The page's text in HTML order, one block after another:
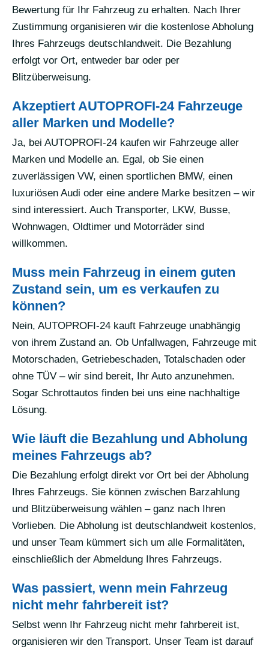
Bewertung für Ihr Fahrzeug zu erhalten. Nach Ihrer
Zustimmung organisieren wir die kostenlose Abholung
Ihres Fahrzeugs deutschlandweit. Die Bezahlung
erfolgt vor Ort, entweder bar oder per
Blitzüberweisung.
Akzeptiert AUTOPROFI-24 Fahrzeuge
aller Marken und Modelle?
Ja, bei AUTOPROFI-24 kaufen wir Fahrzeuge aller
Marken und Modelle an. Egal, ob Sie einen
zuverlässigen VW, einen sportlichen BMW, einen
luxuriösen Audi oder eine andere Marke besitzen – wir
sind interessiert. Auch Transporter, LKW, Busse,
Wohnwagen, Oldtimer und Motorräder sind
willkommen.
Muss mein Fahrzeug in einem guten
Zustand sein, um es verkaufen zu
können?
Nein, AUTOPROFI-24 kauft Fahrzeuge unabhängig
von ihrem Zustand an. Ob Unfallwagen, Fahrzeuge mit
Motorschaden, Getriebeschaden, Totalschaden oder
ohne TÜV – wir sind bereit, Ihr Auto anzunehmen.
Sogar Schrottautos finden bei uns eine nachhaltige
Lösung.
Wie läuft die Bezahlung und Abholung
meines Fahrzeugs ab?
Die Bezahlung erfolgt direkt vor Ort bei der Abholung
Ihres Fahrzeugs. Sie können zwischen Barzahlung
und Blitzüberweisung wählen – ganz nach Ihren
Vorlieben. Die Abholung ist deutschlandweit kostenlos,
und unser Team kümmert sich um alle Formalitäten,
einschließlich der Abmeldung Ihres Fahrzeugs.
Was passiert, wenn mein Fahrzeug
nicht mehr fahrbereit ist?
Selbst wenn Ihr Fahrzeug nicht mehr fahrbereit ist,
organisieren wir den Transport. Unser Team ist darauf